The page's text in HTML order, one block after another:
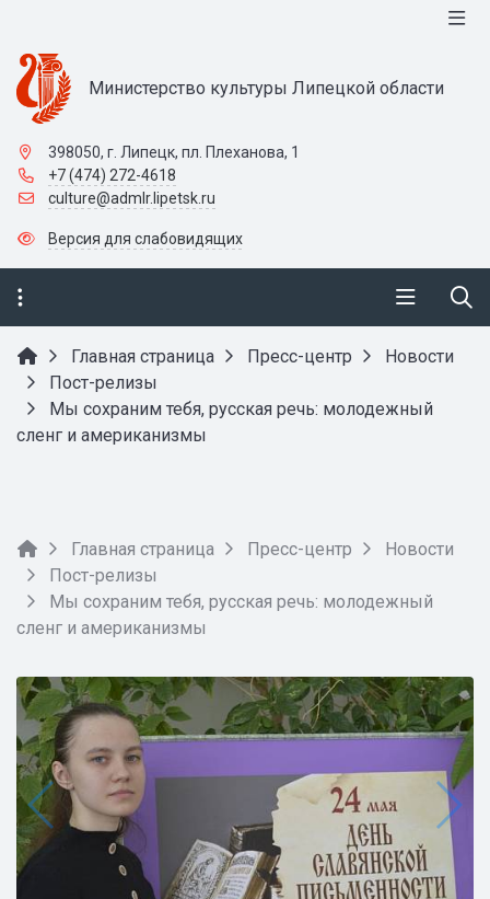
Министерство культуры Липецкой области
398050, г. Липецк, пл. Плеханова, 1
+7 (474) 272-4618
culture@admlr.lipetsk.ru
Версия для слабовидящих
Главная страница Пресс-центр
Новости
Пост-релизы
Мы сохраним тебя, русская речь: молодежный
сленг и американизмы
Главная страница Пресс-центр
Новости
Пост-релизы
Мы сохраним тебя, русская речь: молодежный
сленг и американизмы